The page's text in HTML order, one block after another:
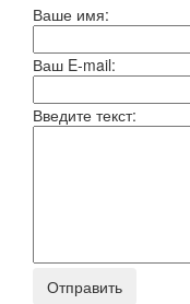
Ваше имя:
Ваш E-mail:
Введите текст: